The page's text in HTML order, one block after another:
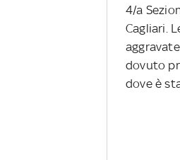
4/a
Cagliari.
dovuto
dove è